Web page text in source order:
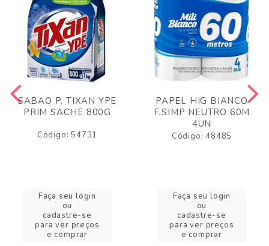
SABAO P. TIXAN YPE
PRIM SACHE 800G
Código: 54731
Faça seu login
ou
cadastre-se
para ver preços
e comprar
PAPEL HIG BIANCO
F.SIMP NEUTRO 60M
4UN
Código: 48485
Faça seu login
ou
cadastre-se
para ver preços
e comprar